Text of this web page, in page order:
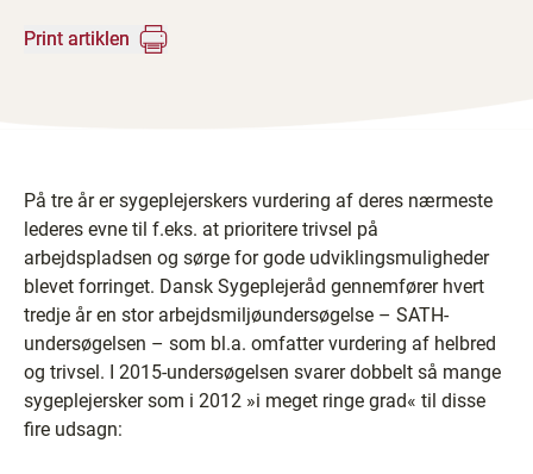
Print artiklen
På tre år er sygeplejerskers vurdering af deres nærmeste
lederes evne til f.eks. at prioritere trivsel på
arbejdspladsen og sørge for gode udviklingsmuligheder
blevet forringet. Dansk Sygeplejeråd gennemfører hvert
tredje år en stor arbejdsmiljøundersøgelse – SATH-
undersøgelsen – som bl.a. omfatter vurdering af helbred
og trivsel. I 2015-undersøgelsen svarer dobbelt så mange
sygeplejersker som i 2012 »i meget ringe grad« til disse
fire udsagn: